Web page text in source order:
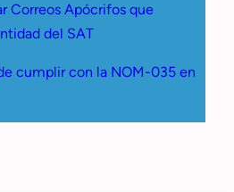
Correos Apócrifos que
del SAT
cumplir con la NOM-035 en